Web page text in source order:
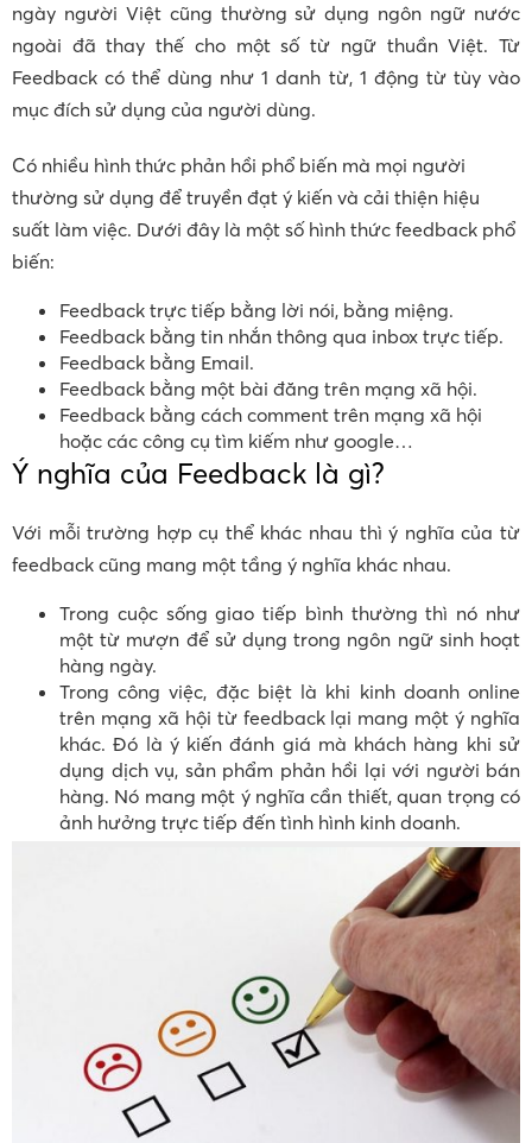
ngày người Việt cũng thường sử dụng ngôn ngữ nước
ngoài đã thay thế cho một số từ ngữ thuần Việt. Từ
Feedback có thể dùng như 1 danh từ, 1 động từ tùy vào
mục đích sử dụng của người dùng.
Có nhiều hình thức phản hồi phổ biến mà mọi người
thường sử dụng để truyền đạt ý kiến và cải thiện hiệu
suất làm việc. Dưới đây là một số hình thức feedback phổ
biến:
Feedback trực tiếp bằng lời nói, bằng miệng.
Feedback bằng tin nhắn thông qua inbox trực tiếp.
Feedback bằng Email.
Feedback bằng một bài đăng trên mạng xã hội.
Feedback bằng cách comment trên mạng xã hội
hoặc các công cụ tìm kiếm như google…
Ý nghĩa của Feedback là gì?
Với mỗi trường hợp cụ thể khác nhau thì ý nghĩa của từ
feedback cũng mang một tầng ý nghĩa khác nhau.
Trong cuộc sống giao tiếp bình thường thì nó như
một từ mượn để sử dụng trong ngôn ngữ sinh hoạt
hàng ngày.
Trong công việc, đặc biệt là khi kinh doanh online
trên mạng xã hội từ feedback lại mang một ý nghĩa
khác. Đó là ý kiến đánh giá mà khách hàng khi sử
dụng dịch vụ, sản phẩm phản hồi lại với người bán
hàng. Nó mang một ý nghĩa cần thiết, quan trọng có
ảnh hưởng trực tiếp đến tình hình kinh doanh.